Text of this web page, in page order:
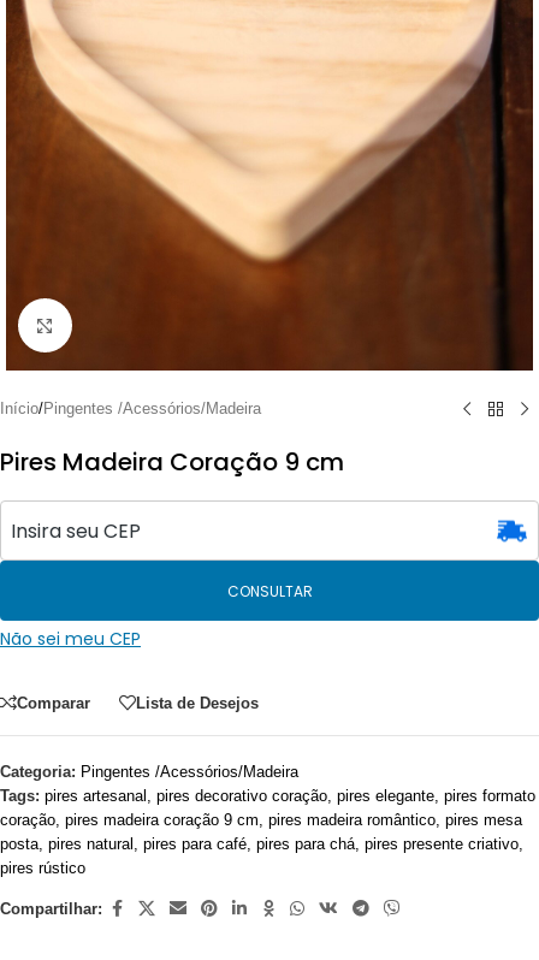
Clique para ampliar
Início/Pingentes /Acessórios/Madeira
Pires Madeira Coração 9 cm
CONSULTAR
Não sei meu CEP
Comparar Lista de Desejos
Categoria: Pingentes /Acessórios/Madeira
Tags: pires artesanal , pires decorativo coração, pires elegante, pires formato
coração, pires madeira coração 9 cm, pires madeira romântico, pires mesa
posta, pires natural , pires para café, pires para chá, pires presente criativo,
pires rústico
Compartilhar: